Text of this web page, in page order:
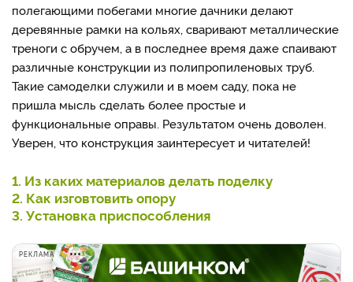
полегающими побегами многие дачники делают
деревянные рамки на кольях, сваривают металлические
треноги с обручем, а в последнее время даже спаивают
различные конструкции из полипропиленовых труб.
Такие самоделки служили и в моем саду, пока не
пришла мысль сделать более простые и
функциональные оправы. Результатом очень доволен.
Уверен, что конструкция заинтересует и читателей!
1. Из каких материалов делать поделку
2. Как изговтовить опору
3. Установка приспособления
РЕКЛАМА